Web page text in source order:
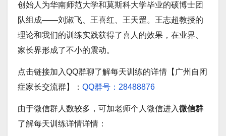
创始人为华南师范大学和莫斯科大学毕业的硕博士团
队组成——刘淑飞、王喜红、王天罡。王志超教授的
理论和我们的训练实践获得了喜人的效果，在业界、
家长界形成了不小的震动。
点击链接加入QQ群聊了解每天训练的详情【广州自闭
症家长交流群】： QQ群号：28488876
由于微信群人数较多，可加老师个人微信进入微信群
了解每天训练详情详情：